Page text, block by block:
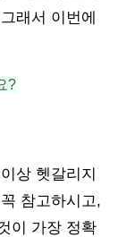
래서 이번에
?
상 헷갈리지
참고하시고,
이 가장 정확